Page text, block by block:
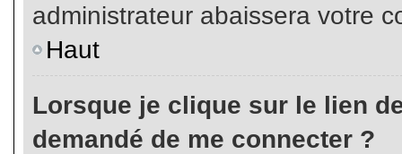
administrateur abaissera votre
Haut
Lorsque je clique sur le lien
demandé de me connecter ?